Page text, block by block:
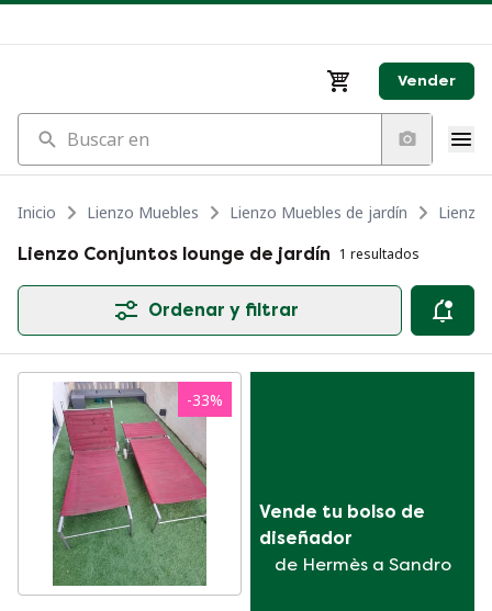
Vender
Buscar en
Inicio Lienzo Muebles Lienzo Muebles de jardín
Lienzo
Lienzo Conjuntos lounge de jardín 1 resultados
Ordenar y filtrar
-33%
Vende tu bolso de
diseñador
de Hermès a Sandro